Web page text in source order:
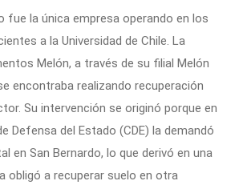
fue la única empresa operando en los
a la Universidad de Chile. La
Melón, a través de su filial Melón
encontraba realizando recuperación
Su intervención se originó porque en
Defensa del Estado (CDE) la demandó
en San Bernardo, lo que derivó en una
obligó a recuperar suelo en otra